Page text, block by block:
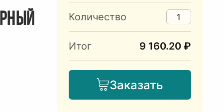
Количество
Итог 9 160.20 ₽
Заказать